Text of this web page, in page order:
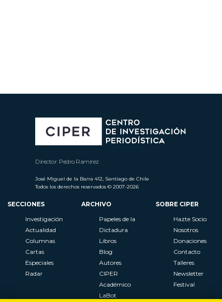
Director: Pedro Ramírez
José Miguel de la Barra 412, Santiago de Chile
Todos los derechos reservados © 2007-2026
SECCIONES
Investigación
Actualidad
Columnas
Cartas
Especiales
Radar
ARCHIVO
Papeles de la
Dictadura
Libros
Blog
Autores
CIPER
Académico
LaBot
SOBRE CIPER
Hazte Socio
Nosotros
Donaciones
Contacto
Talleres
Newsletter
Festival